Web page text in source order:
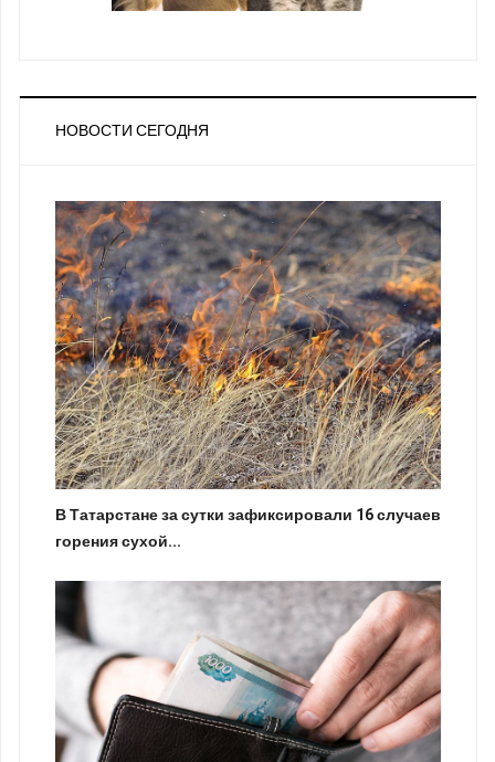
НОВОСТИ СЕГОДНЯ
В Татарстане за сутки зафиксировали 16 случаев
горения сухой...